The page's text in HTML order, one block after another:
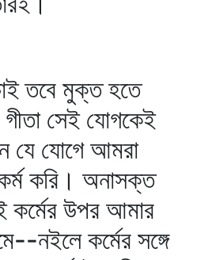
তবে মুক্ত হতে
সেই যোগকেই
যে যোগে আমরা
করি। অনাসক্ত
কর্মের উপর আমার
নইলে কর্মের সঙ্গে